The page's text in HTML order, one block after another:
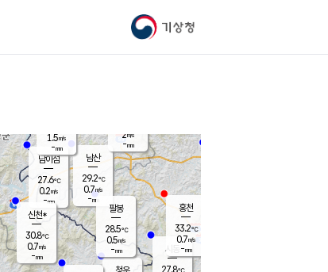
기상청
남이섬
27.6℃
0.2m/s
-mm
남산
29.2℃
0.7m/s
-mm
팔봉
28.5℃
0.5m/s
-mm
1.5m/s
-mm
신천*
30.8℃
0.7m/s
-mm
시동
27.8℃
홍천
33.2℃
0.7m/s
-mm
2m/s
-mm